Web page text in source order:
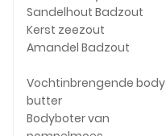
Sandelhout Badzout
Kerst zeezout
Amandel Badzout
Vochtinbrengende body
butter
Bodyboter van